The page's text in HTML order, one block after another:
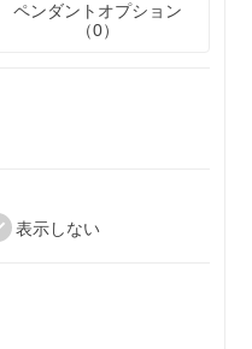
ペンダントオプション
（0）
表示しない